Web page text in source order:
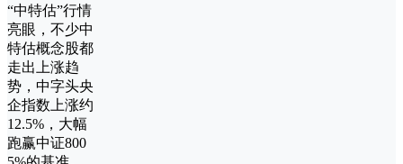
“中特估”行情
亮眼，不少中
特估概念股都
走出上涨趋
势，中字头央
企指数上涨约
12.5%，大幅
跑赢中证800